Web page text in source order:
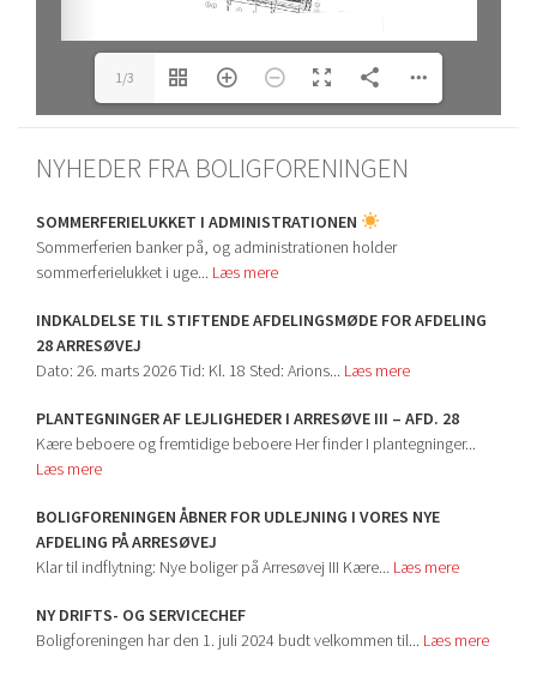
1/3
NYHEDER FRA BOLIGFORENINGEN
SOMMERFERIELUKKET I ADMINISTRATIONEN
Sommerferien banker på, og administrationen holder
sommerferielukket i uge... Læs mere
INDKALDELSE TIL STIFTENDE AFDELINGSMØDE FOR AFDELING
28 ARRESØVEJ
Dato: 26. marts 2026 Tid: Kl. 18 Sted: Arions... Læs mere
PLANTEGNINGER AF LEJLIGHEDER I ARRESØVE III – AFD. 28
Kære beboere og fremtidige beboere Her finder I plantegninger...
Læs mere
BOLIGFORENINGEN ÅBNER FOR UDLEJNING I VORES NYE
AFDELING PÅ ARRESØVEJ
Klar til indflytning: Nye boliger på Arresøvej III Kære... Læs mere
NY DRIFTS- OG SERVICECHEF
Boligforeningen har den 1. juli 2024 budt velkommen til... Læs mere